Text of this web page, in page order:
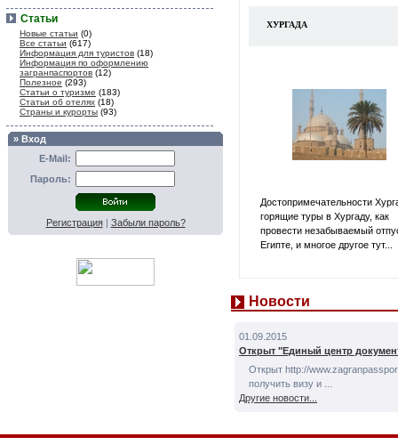
Статьи
Новые статьи (0)
Все статьи (617)
Информация для туристов (18)
Информация по оформлению
загранпаспортов (12)
Полезное (293)
Статьи о туризме (183)
Статьи об отелях (18)
Страны и курорты (93)
» Вход
E-Mail:
Пароль:
Регистрация| Забыли пароль?
ХУРГАДА
Достопримечательности
горящие туры в Хургаду, как
провести незабываемый
Египте, и многое другое тут...
Новости
01.09.2015
Открыт "Единый центр
Открыт http://
получить визу и ...
Другие новости...